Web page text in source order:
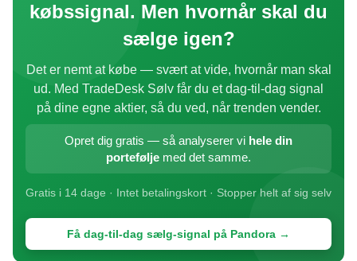
købssignal. Men hvornår skal du
sælge igen?
Det er nemt at købe — svært at vide, hvornår man skal
ud. Med TradeDesk Sølv får du et dag-til-dag signal
på dine egne aktier, så du ved, når trenden vender.
Opret dig gratis — så analyserer vi hele din
portefølje med det samme.
Gratis i 14 dage · Intet betalingskort · Stopper helt af sig selv
Få dag-til-dag sælg-signal på Pandora →